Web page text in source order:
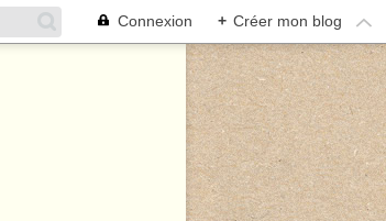
Connexion + Créer mon blog